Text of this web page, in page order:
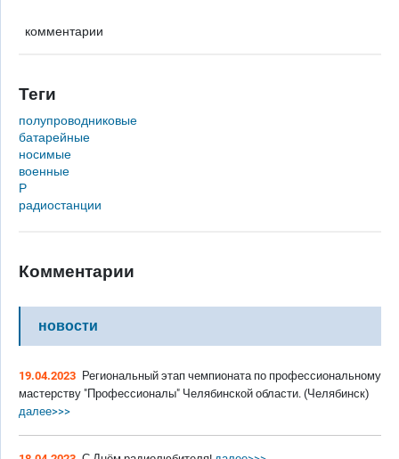
комментарии
Теги
полупроводниковые
батарейные
носимые
военные
Р
радиостанции
Комментарии
новости
19.04.2023 Региональный этап чемпионата по профессиональному
мастерству "Профессионалы" Челябинской области. (Челябинск)
далее>>>